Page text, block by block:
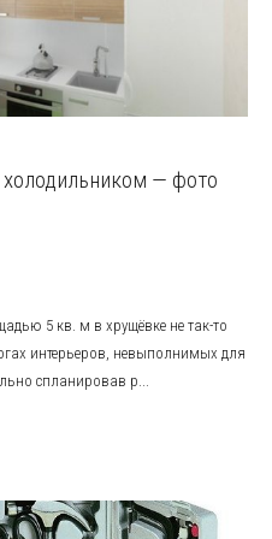
— фото
5 кв. м в хрущёвке не так-то
интерьеров, невыполнимых для
спланировав р...